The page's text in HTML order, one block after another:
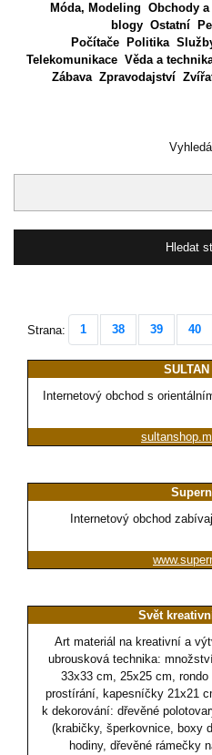
Móda, Modeling Obchody
blogy Ostatní
Počítače
Politika
Telekomunikace Věda a
Zábava Zpravodajství
Strana: 1 38 39 40
Internetový obchod s
Internetový obchod
Svět
Art materiál na kreativní a
ubrousková technika:
33x33 cm, 25x25 cm,
prostírání, kapesníčky 21x21
k dekorování: dřevěné
(krabičky, šperkovnice, boxy
hodiny, dřevěné rámečky